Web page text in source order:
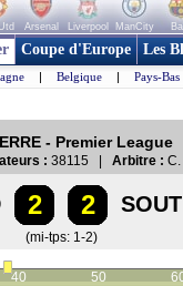
Arsenal Liverpool ManCity
Coupe d'Europe Les
| Belgique | Pays-Bas
- Premier League
: 38115 | Arbitre : C.
2 2
(mi-tps: 1-2)
40 50